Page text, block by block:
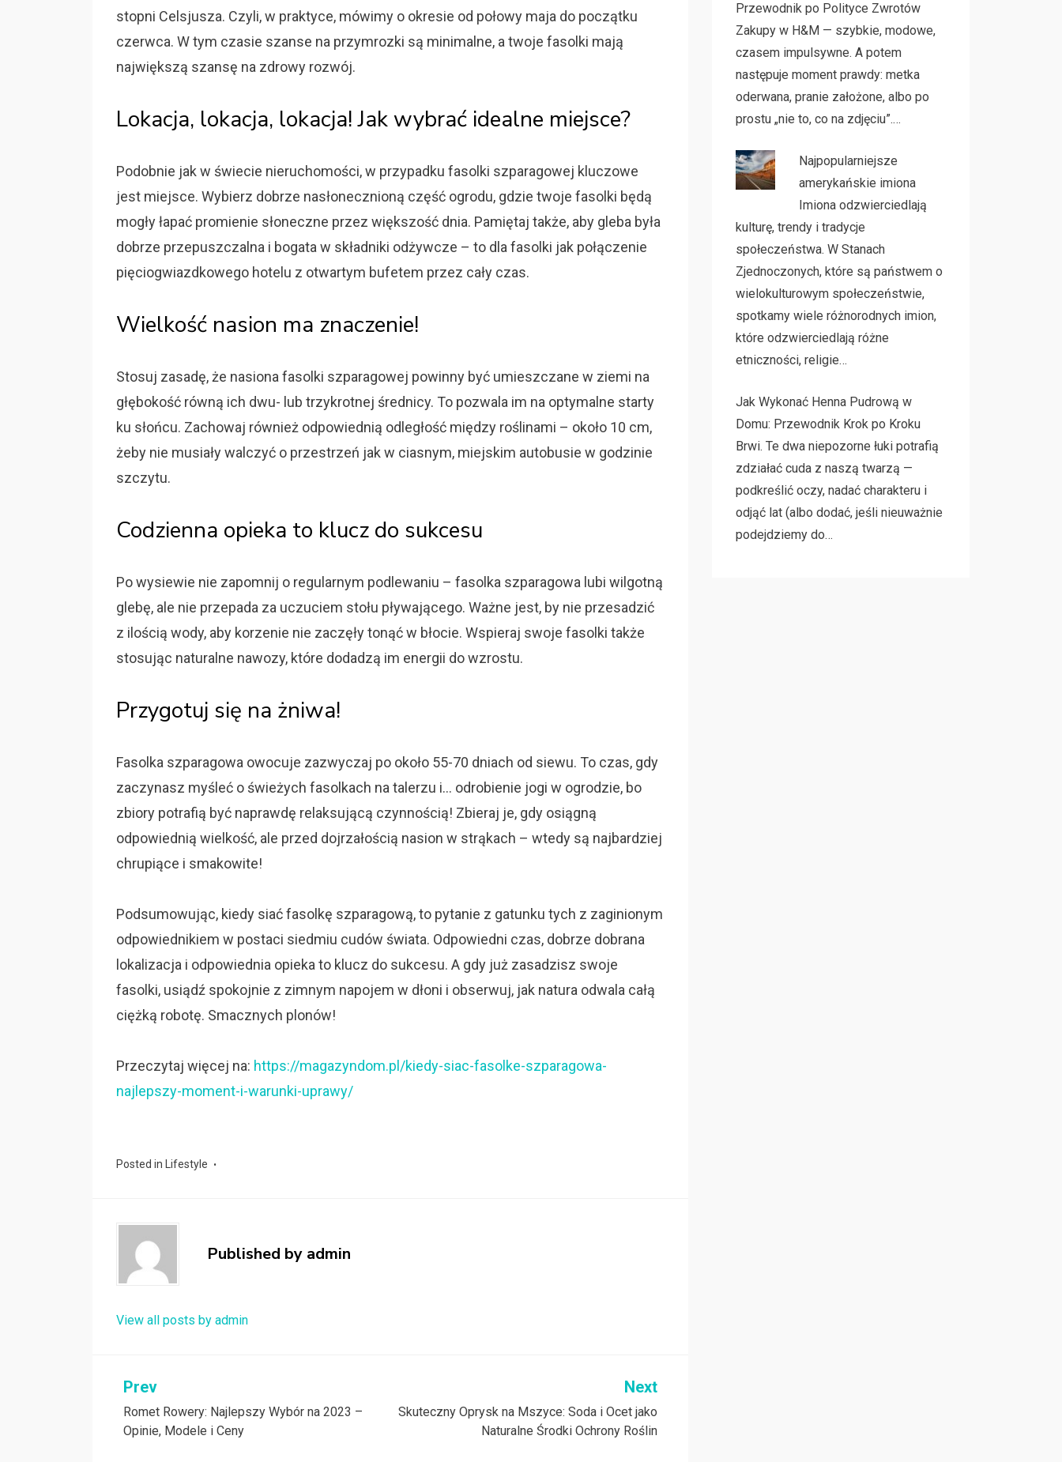
stopni Celsjusza. Czyli, w praktyce, mówimy o okresie od połowy maja do początku
czerwca. W tym czasie szanse na przymrozki są minimalne, a twoje fasolki mają
największą szansę na zdrowy rozwój.
Lokacja, lokacja, lokacja! Jak wybrać idealne miejsce?
Podobnie jak w świecie nieruchomości, w przypadku fasolki szparagowej kluczowe
jest miejsce. Wybierz dobrze nasłonecznioną część ogrodu, gdzie twoje fasolki będą
mogły łapać promienie słoneczne przez większość dnia. Pamiętaj także, aby gleba była
dobrze przepuszczalna i bogata w składniki odżywcze – to dla fasolki jak połączenie
pięciogwiazdkowego hotelu z otwartym bufetem przez cały czas.
Wielkość nasion ma znaczenie!
Stosuj zasadę, że nasiona fasolki szparagowej powinny być umieszczane w ziemi na
głębokość równą ich dwu- lub trzykrotnej średnicy. To pozwala im na optymalne starty
ku słońcu. Zachowaj również odpowiednią odległość między roślinami – około 10 cm,
żeby nie musiały walczyć o przestrzeń jak w ciasnym, miejskim autobusie w godzinie
szczytu.
Codzienna opieka to klucz do sukcesu
Po wysiewie nie zapomnij o regularnym podlewaniu – fasolka szparagowa lubi wilgotną
glebę, ale nie przepada za uczuciem stołu pływającego. Ważne jest, by nie przesadzić
z ilością wody, aby korzenie nie zaczęły tonąć w błocie. Wspieraj swoje fasolki także
stosując naturalne nawozy, które dodadzą im energii do wzrostu.
Przygotuj się na żniwa!
Fasolka szparagowa owocuje zazwyczaj po około 55-70 dniach od siewu. To czas, gdy
zaczynasz myśleć o świeżych fasolkach na talerzu i… odrobienie jogi w ogrodzie, bo
zbiory potrafią być naprawdę relaksującą czynnością! Zbieraj je, gdy osiągną
odpowiednią wielkość, ale przed dojrzałością nasion w strąkach – wtedy są najbardziej
chrupiące i smakowite!
Podsumowując, kiedy siać fasolkę szparagową, to pytanie z gatunku tych z zaginionym
odpowiednikiem w postaci siedmiu cudów świata. Odpowiedni czas, dobrze dobrana
lokalizacja i odpowiednia opieka to klucz do sukcesu. A gdy już zasadzisz swoje
fasolki, usiądź spokojnie z zimnym napojem w dłoni i obserwuj, jak natura odwala całą
ciężką robotę. Smacznych plonów!
Przeczytaj więcej na: https://magazyndom.pl/kiedy-siac-fasolke-szparagowa-
najlepszy-moment-i-warunki-uprawy/
Posted in Lifestyle
Published by admin
View all posts by admin
Nawigacja
wpisu
Prev
Romet Rowery: Najlepszy Wybór na 2023 –
Opinie, Modele i Ceny
Next
Skuteczny Oprysk na Mszyce: Soda i Ocet jako
Naturalne Środki Ochrony Roślin
Przewodnik po Polityce Zwrotów
Zakupy w H&M — szybkie, modowe,
czasem impulsywne. A potem
następuje moment prawdy: metka
oderwana, pranie założone, albo po
prostu „nie to, co na zdjęciu”.…
Najpopularniejsze
amerykańskie imiona
Imiona odzwierciedlają
kulturę, trendy i tradycje
społeczeństwa. W Stanach
Zjednoczonych, które są państwem o
wielokulturowym społeczeństwie,
spotkamy wiele różnorodnych imion,
które odzwierciedlają różne
etniczności, religie…
Jak Wykonać Henna Pudrową w
Domu: Przewodnik Krok po Kroku
Brwi. Te dwa niepozorne łuki potrafią
zdziałać cuda z naszą twarzą —
podkreślić oczy, nadać charakteru i
odjąć lat (albo dodać, jeśli nieuważnie
podejdziemy do…